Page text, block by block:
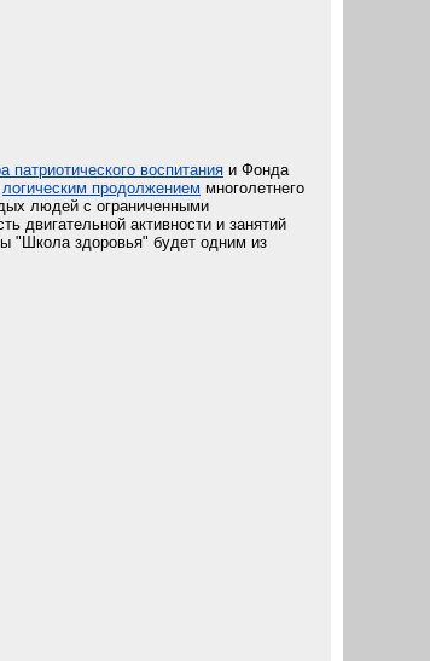
патриотического воспитания и Фонда
логическим продолжением многолетнего
людей с ограниченными
двигательной активности и занятий
"Школа здоровья" будет одним из